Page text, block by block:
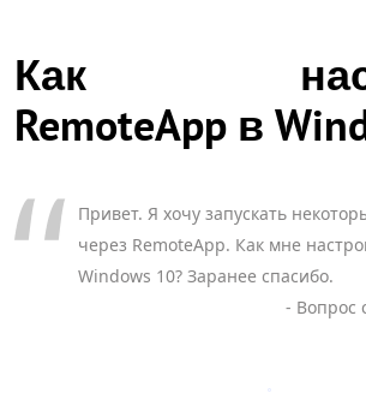
Как
RemoteApp в
Привет. Я хочу запускать
через RemoteApp. Как мне
Windows 10? Заранее спасибо.
- Вопрос